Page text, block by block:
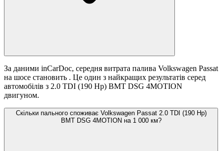
За даними inCarDoc, середня витрата палива Volkswagen Passat
на шосе становить . Це один з найкращих результатів серед
автомобілів з 2.0 TDI (190 Hp) BMT DSG 4MOTION
двигуном.
Скільки пального споживає Volkswagen Passat 2.0 TDI (190 Hp)
BMT DSG 4MOTION на 1 000 км?